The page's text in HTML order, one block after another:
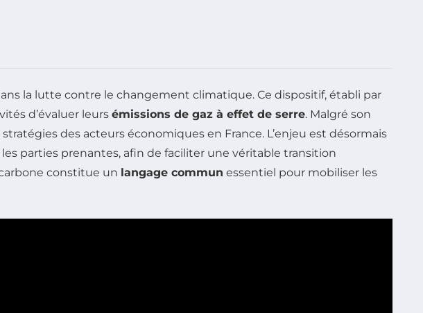
la lutte contre le changement climatique. Ce dispositif, établi par
d’évaluer leurs émissions de gaz à effet de serre. Malgré son
des acteurs économiques en France. L’enjeu est désormais
parties prenantes, afin de faciliter une véritable transition
constitue un langage commun essentiel pour mobiliser les